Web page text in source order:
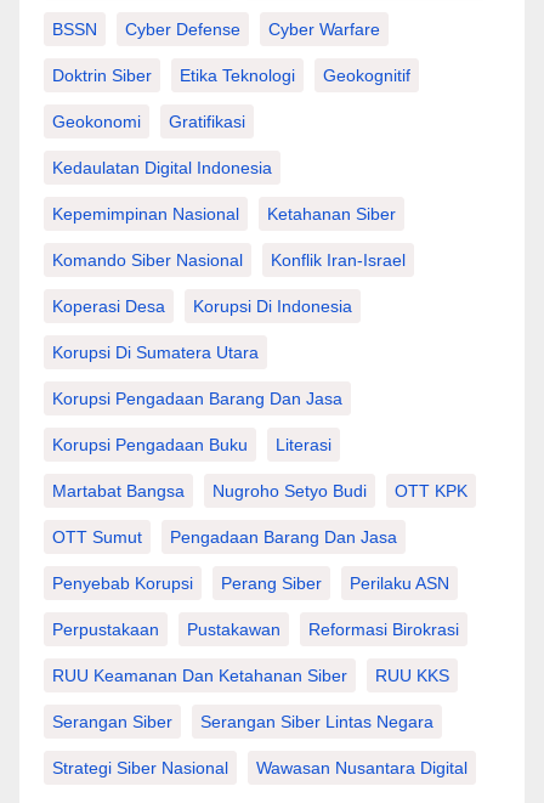
BSSN Cyber Defense Cyber Warfare
Doktrin Siber Etika Teknologi Geokognitif
Geokonomi Gratifikasi
Kedaulatan Digital Indonesia
Kepemimpinan Nasional Ketahanan Siber
Komando Siber Nasional Konflik Iran-Israel
Koperasi Desa Korupsi Di Indonesia
Korupsi Di Sumatera Utara
Korupsi Pengadaan Barang Dan Jasa
Korupsi Pengadaan Buku Literasi
Martabat Bangsa Nugroho Setyo Budi OTT KPK
OTT Sumut Pengadaan Barang Dan Jasa
Penyebab Korupsi Perang Siber Perilaku ASN
Perpustakaan Pustakawan Reformasi Birokrasi
RUU Keamanan Dan Ketahanan Siber RUU KKS
Serangan Siber Serangan Siber Lintas Negara
Strategi Siber Nasional Wawasan Nusantara Digital